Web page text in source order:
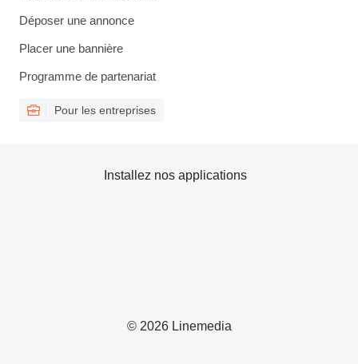
Déposer une annonce
Placer une bannière
Programme de partenariat
Pour les entreprises
© 2026 Linemedia
Installez nos applications